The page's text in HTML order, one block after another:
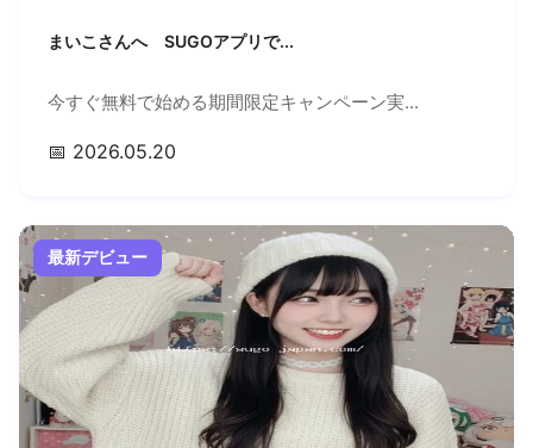
まいこさんへ SUGOアプリで...
今すぐ無料で始める期間限定キャンペーン実...
📅 2026.05.20
最新デビュー